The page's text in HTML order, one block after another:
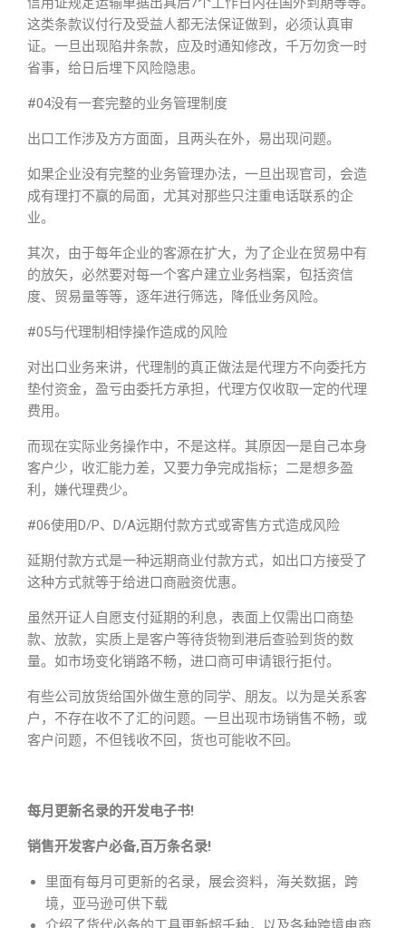
这类条款议付行及受益人都无法保证做到，必须认真审
证。一旦出现陷井条款，应及时通知修改，千万勿贪一时
省事，给日后埋下风险隐患。
#04没有一套完整的业务管理制度
出口工作涉及方方面面，且两头在外，易出现问题。
如果企业没有完整的业务管理办法，一旦出现官司，会造
成有理打不赢的局面，尤其对那些只注重电话联系的企
业。
其次，由于每年企业的客源在扩大，为了企业在贸易中有
的放矢，必然要对每一个客户建立业务档案，包括资信
度、贸易量等等，逐年进行筛选，降低业务风险。
#05与代理制相悖操作造成的风险
对出口业务来讲，代理制的真正做法是代理方不向委托方
垫付资金，盈亏由委托方承担，代理方仅收取一定的代理
费用。
而现在实际业务操作中，不是这样。其原因一是自己本身
客户少，收汇能力差，又要力争完成指标；二是想多盈
利，嫌代理费少。
#06使用D/P、D/A远期付款方式或寄售方式造成风险
延期付款方式是一种远期商业付款方式，如出口方接受了
这种方式就等于给进口商融资优惠。
虽然开证人自愿支付延期的利息，表面上仅需出口商垫
款、放款，实质上是客户等待货物到港后查验到货的数
量。如市场变化销路不畅，进口商可申请银行拒付。
有些公司放货给国外做生意的同学、朋友。以为是关系客
户，不存在收不了汇的问题。一旦出现市场销售不畅，或
客户问题，不但钱收不回，货也可能收不回。
每月更新名录的开发电子书!
销售开发客户必备,百万条名录!
里面有每月可更新的名录，展会资料，海关数据，跨
境，亚马逊可供下载